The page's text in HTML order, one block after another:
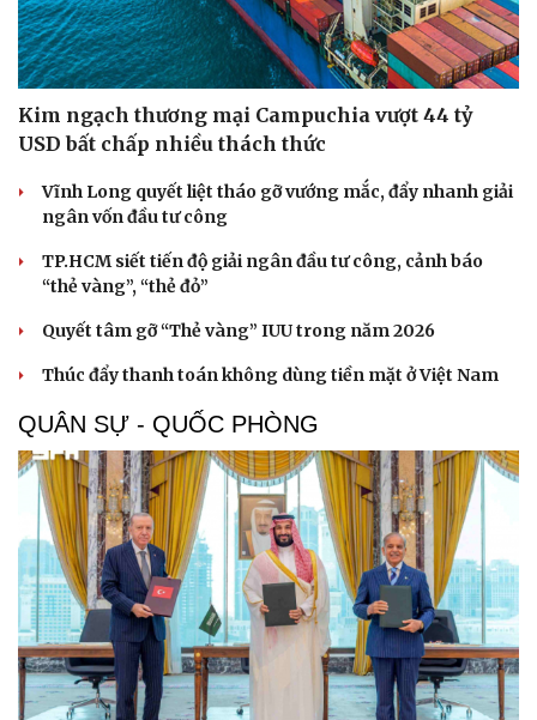
Sức khỏe
Dinh dưỡng - món ngon
Sản phụ khoa
Nhi khoa
Nam khoa
Làm đẹp - giảm cân
Phòng mạch online
Ăn sạch sống khỏe
Đời sống
Nhà đẹp
Tình yêu - Gia đình
Kim ngạch thương mại Campuchia vượt 44 tỷ
USD bất chấp nhiều thách thức
Vĩnh Long quyết liệt tháo gỡ vướng mắc, đẩy nhanh giải
ngân vốn đầu tư công
TP.HCM siết tiến độ giải ngân đầu tư công, cảnh báo
“thẻ vàng”, “thẻ đỏ”
Quyết tâm gỡ “Thẻ vàng” IUU trong năm 2026
Thúc đẩy thanh toán không dùng tiền mặt ở Việt Nam
QUÂN SỰ - QUỐC PHÒNG